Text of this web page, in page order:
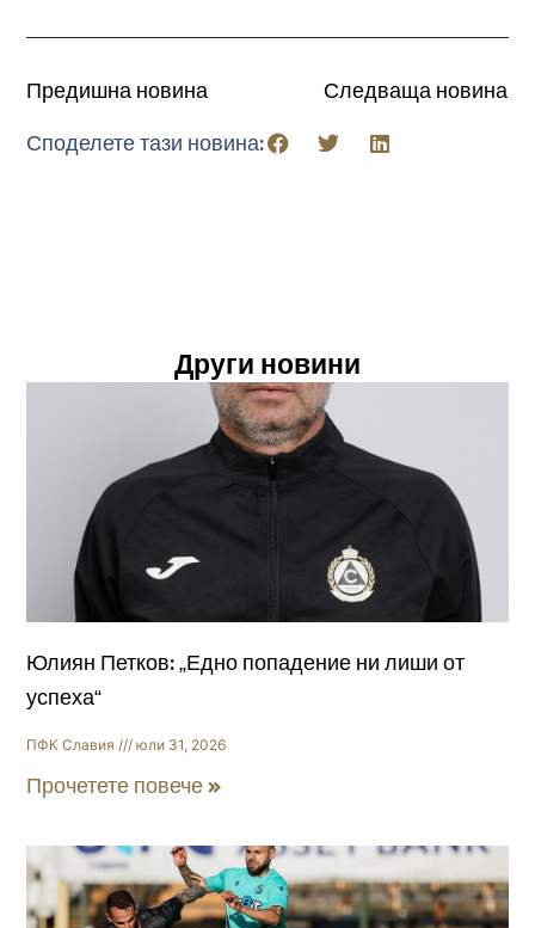
Предишна новина Следваща новина
Споделете тази новина:
Други новини
Юлиян Петков: „Едно попадение ни лиши от
успеха“
ПФК Славия юли 31, 2026
Прочетете повече »